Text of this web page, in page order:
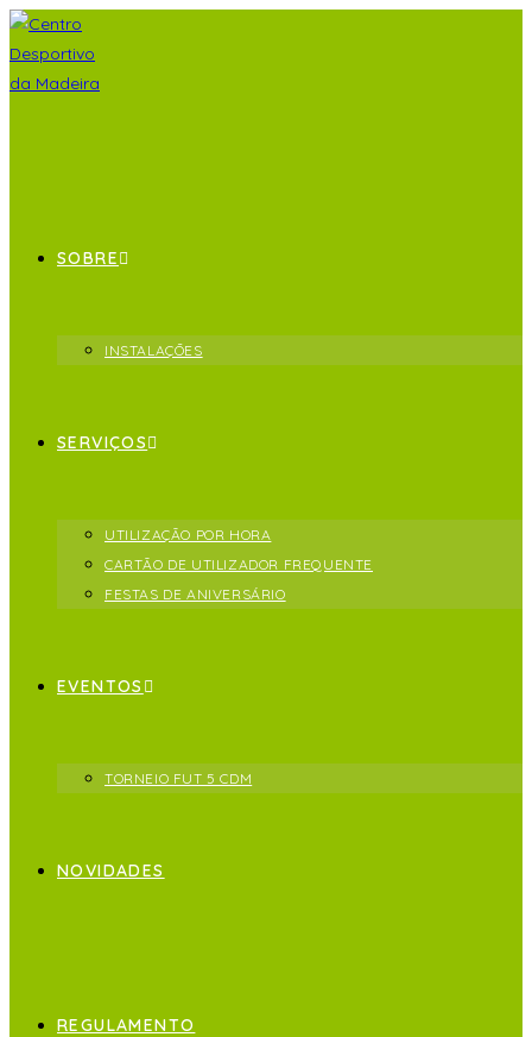
SOBRE
INSTALAÇÕES
SERVIÇOS
UTILIZAÇÃO POR HORA
CARTÃO DE UTILIZADOR FREQUENTE
FESTAS DE ANIVERSÁRIO
EVENTOS
TORNEIO FUT 5 CDM
NOVIDADES
REGULAMENTO